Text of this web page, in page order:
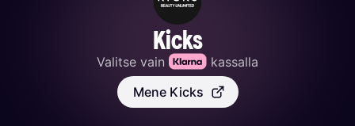
Kicks
Valitse vain
kassalla
Mene Kicks